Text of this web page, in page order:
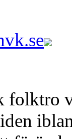
folktro
visade